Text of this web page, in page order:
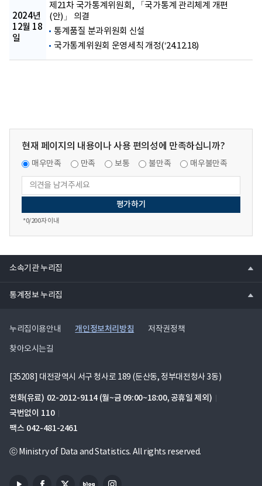
2024년
12월 18
일
제21차 국가통계위원회, 「국가통계 관리체계 개편
(안)」 의결
통계품질 분과위원회 신설
국가통계위원회 운영세칙 개정(‘24.12.18)
현재 페이지의 내용이나 사용 편의성에 만족하십니까?
매우만족 만족 보통 불만족 매우불만족
*0/200자 이내
누리집이용안내 개인정보처리방침 저작권정책
찾아오시는길
[35208] 대전광역시 서구 청사로 189 (둔산동, 정부대전청사 3동)
전화(유료) 02-2012-9114 (월~금 09:00~18:00, 공휴일 제외)
국번없이 110
팩스 042-481-2461
ⓒ Ministry of Data and Statistics. All rights reserved.
소속기관 누리집
통계정보 누리집